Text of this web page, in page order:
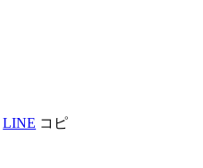
LINE コピ